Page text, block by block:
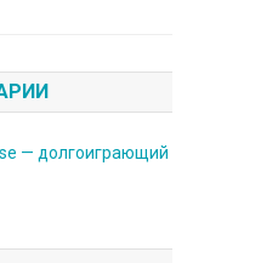
— долгоиграющий